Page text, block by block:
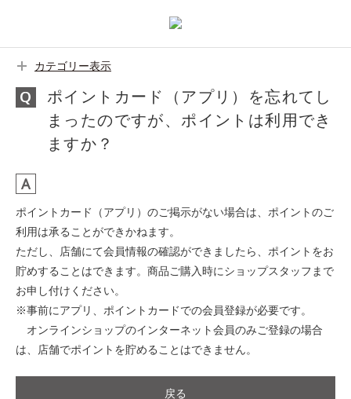
カテゴリー表示
ポイントカード（アプリ）を忘れてし
まったのですが、ポイントは利用でき
ますか？
ポイントカード（アプリ）のご掲示がない場合は、ポイントのご
利用は承ることができかねます。
ただし、店舗にて会員情報の確認ができましたら、ポイントをお
貯めすることはできます。商品ご購入時にショップスタッフまで
お申し付けください。
※事前にアプリ、ポイントカードでの会員登録が必要です。
オンラインショップのインターネット会員のみご登録の場合
は、店舗でポイントを貯めることはできません。
戻る